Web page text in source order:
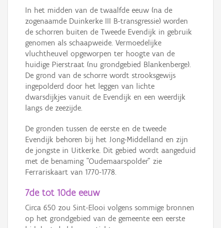
In het midden van de twaalfde eeuw (na de
zogenaamde Duinkerke III B-transgressie) worden
de schorren buiten de Tweede Evendijk in gebruik
genomen als schaapweide. Vermoedelijke
vluchtheuvel opgeworpen ter hoogte van de
huidige Pierstraat (nu grondgebied Blankenberge).
De grond van de schorre wordt strooksgewijs
ingepolderd door het leggen van lichte
dwarsdijkjes vanuit de Evendijk en een weerdijk
langs de zeezijde.
De gronden tussen de eerste en de tweede
Evendijk behoren bij het Jong-Middelland en zijn
de jongste in Uitkerke. Dit gebied wordt aangeduid
met de benaming "Oudemaarspolder" zie
Ferrariskaart van 1770-1778.
7de tot 10de eeuw
Circa 650 zou Sint-Elooi volgens sommige bronnen
op het grondgebied van de gemeente een eerste